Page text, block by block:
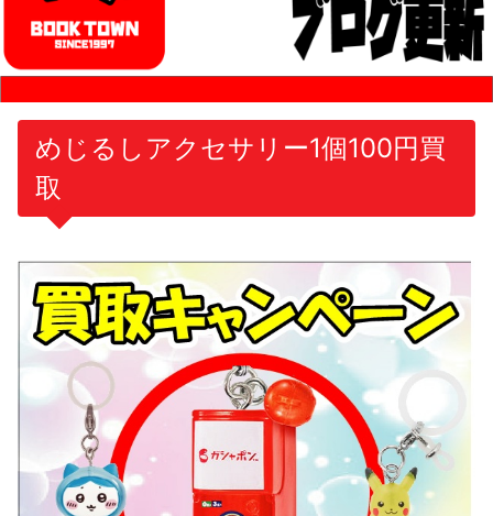
めじるしアクセサリー1個100円買
取